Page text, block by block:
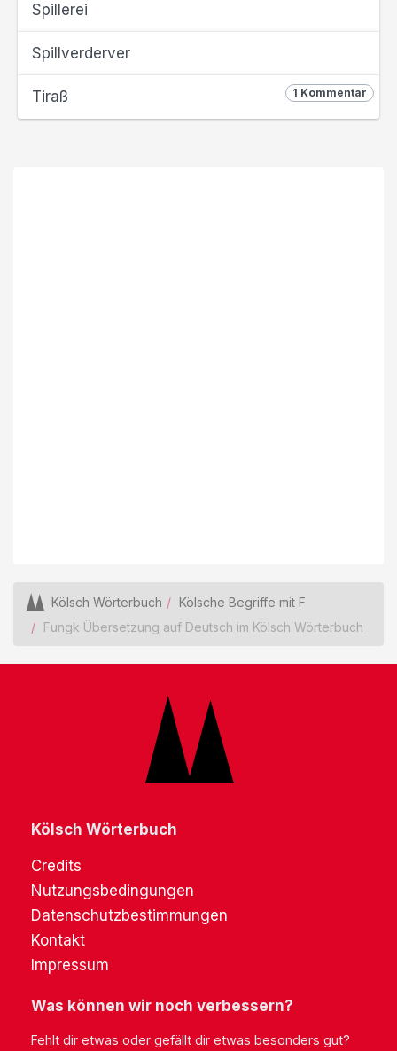
Spillerei
Spillverderver
1 Kommentar
Tiraß
Kölsch Wörterbuch
Kölsche Begriffe mit F
Fungk Übersetzung auf Deutsch im Kölsch Wörterbuch
Kölsch Wörterbuch
Credits
Nutzungsbedingungen
Datenschutzbestimmungen
Kontakt
Impressum
Was können wir noch verbessern?
Fehlt dir etwas oder gefällt dir etwas besonders gut?